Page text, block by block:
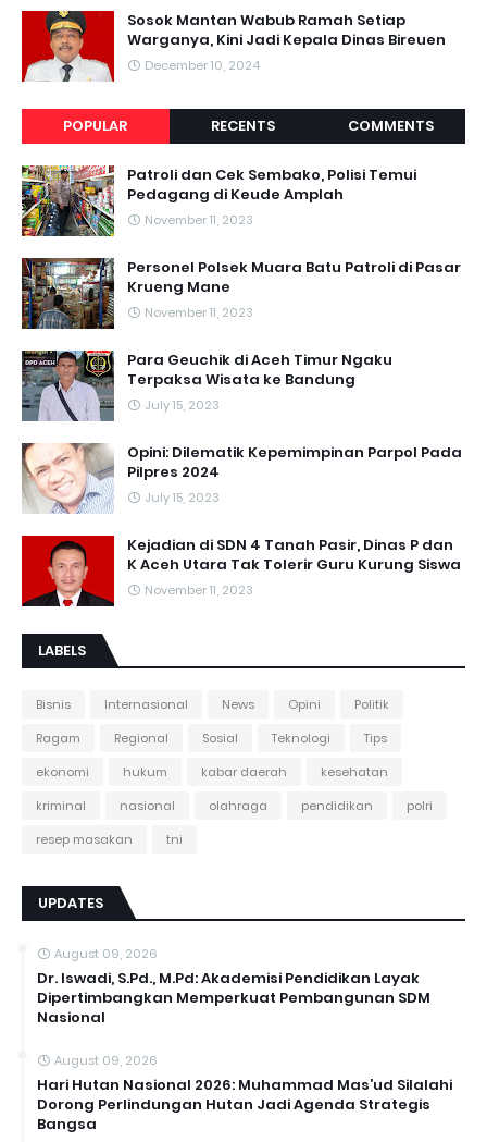
Sosok Mantan Wabub Ramah Setiap
Warganya, Kini Jadi Kepala Dinas Bireuen
December 10, 2024
POPULAR RECENTS COMMENTS
Patroli dan Cek Sembako, Polisi Temui
Pedagang di Keude Amplah
November 11, 2023
Personel Polsek Muara Batu Patroli di Pasar
Krueng Mane
November 11, 2023
Para Geuchik di Aceh Timur Ngaku
Terpaksa Wisata ke Bandung
July 15, 2023
Opini: Dilematik Kepemimpinan Parpol Pada
Pilpres 2024
July 15, 2023
Kejadian di SDN 4 Tanah Pasir, Dinas P dan
K Aceh Utara Tak Tolerir Guru Kurung Siswa
November 11, 2023
LABELS
Bisnis Internasional News Opini
Politik
Ragam
Regional Sosial Teknologi
Tips
ekonomi
hukum kabar daerah
kesehatan
kriminal
nasional olahraga pendidikan
polri
resep masakan
tni
UPDATES
August 09, 2026
Dr. Iswadi, S.Pd., M.Pd: Akademisi Pendidikan Layak
Dipertimbangkan Memperkuat Pembangunan SDM
Nasional
August 09, 2026
Hari Hutan Nasional 2026: Muhammad Mas’ud Silalahi
Dorong Perlindungan Hutan Jadi Agenda Strategis
Bangsa